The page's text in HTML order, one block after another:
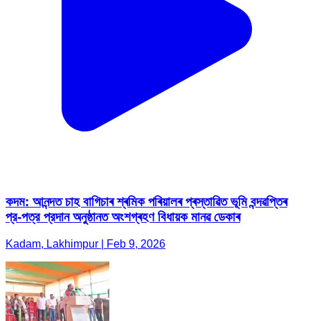
কদম: আনন্দত চাহ বাগিচাৰ শ্ৰমিক পৰিয়ালৰ প্ৰস্তাৱিত ভূমি বন্দৱপ্তিৰ
প্র-পত্র প্রদান অনুষ্ঠানত অংশগ্ৰহণ বিধায়ক মানৱ ডেকাৰ
Kadam, Lakhimpur | Feb 9, 2026